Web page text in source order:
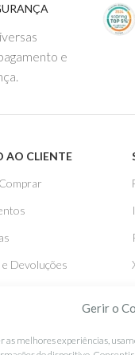
Gerir o
as melhores experiências,
e
AO CLIENTE
Devoluções